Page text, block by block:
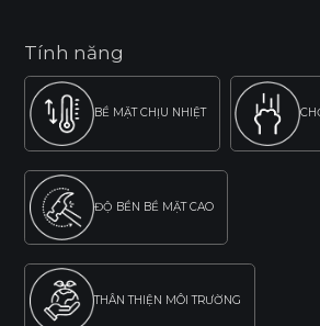
Tính năng
BỀ MẶT CHỊU NHIỆT
ĐỘ BỀN BỀ MẶT CAO
THÂN THIỆN MÔI TRƯỜNG